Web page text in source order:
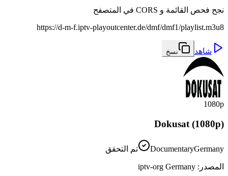
نجح فحص القائمة و CORS في المتصفح
https://d-m-f.iptv-playoutcenter.de/dmf/dmf1/playlist.m3u8
شاهد نسخ
1080p
Dokusat (1080p)
DocumentaryGermany تم التحقق
المصدر :
iptv-org Germany